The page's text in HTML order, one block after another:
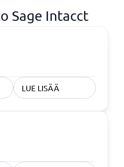
Sage Intacct
LUE LISÄÄ